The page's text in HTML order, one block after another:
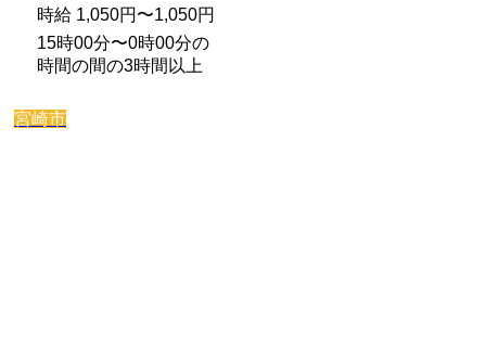
時給 1,050円〜1,050円
15時00分〜0時00分の
時間の間の3時間以上
宮崎市